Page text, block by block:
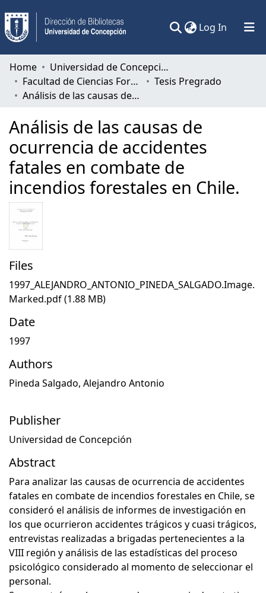
Log In (current)
Communities & Collections
All of DSpace
Home
Universidad de Concepción
Facultad de Ciencias Forestales
Tesis Pregrado
Análisis de las causas de ocurrencia de accidentes fatales en combate de incendios forestales en Chile.
Análisis de las causas de
ocurrencia de accidentes
fatales en combate de
incendios forestales en Chile.
Files
1997_ALEJANDRO_ANTONIO_PINEDA_SALGADO.Image.
Marked.pdf(1.88 MB)
Date
1997
Authors
Pineda Salgado, Alejandro Antonio
Publisher
Universidad de Concepción
Abstract
Para analizar las causas de ocurrencia de accidentes
fatales en combate de incendios forestales en Chile, se
consideró el análisis de informes de investigación en
los que ocurrieron accidentes trágicos y cuasi trágicos,
entrevistas realizadas a brigadas pertenecientes a la
VIII región y análisis de las estadísticas del proceso
psicológico considerado al momento de seleccionar el
personal.